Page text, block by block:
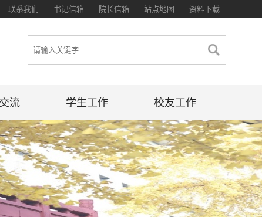
资料下载
站点地图
院长信箱
书记信箱
联系我们
流 学生工作 校友工作